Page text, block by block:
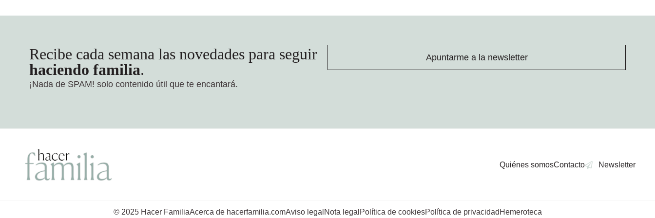
Recibe cada semana las novedades para seguir
haciendo familia.
¡Nada de SPAM! solo contenido útil que te encantará.
Apuntarme a la newsletter
Quiénes somosContacto Newsletter
© 2025 Hacer FamiliaAcerca de hacerfamilia.comAviso legalNota legalPolítica de cookiesPolítica de privacidadHemeroteca